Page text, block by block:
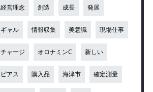
経営理念 創造 成長 発展
ギャル 情報収集 美意識 現場仕事
チャージ オロナミンC 新しい
ピアス 購入品 海津市 確定測量